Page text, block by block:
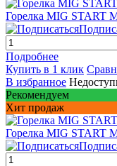
Горелка MIG START
Подробнее
Купить в 1 клик
В избранное
Рекомендуем
Хит продаж
Горелка MIG START